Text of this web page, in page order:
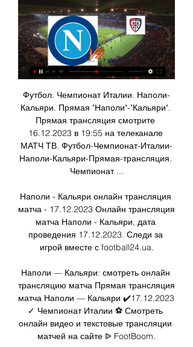
Футбол. Чемпионат Италии. Наполи-
Кальяри. Прямая "Наполи"-"Кальяри".
Прямая трансляция смотрите
16.12.2023 в 19:55 на телеканале
МАТЧ ТВ. Футбол-Чемпионат-Италии-
Наполи-Кальяри-Прямая-трансляция.
Чемпионат ...
Наполи - Кальяри онлайн трансляция
матча - 17.12.2023 Онлайн трансляция
матча Наполи - Кальяри, дата
проведения 17.12.2023. Следи за
игрой вместе с football24.ua.
Наполи — Кальяри: смотреть онлайн
трансляцию матча Прямая трансляция
матча Наполи — Кальяри ✔️17.12.2023
✓ Чемпионат Италии ⚽ Смотреть
онлайн видео и текстовые трансляции
матчей на сайте ᐉ FootBoom.